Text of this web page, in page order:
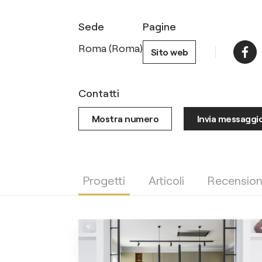
Sede
Roma (Roma)
Pagine
Sito web
Contatti
Mostra numero Invia
Progetti Articoli